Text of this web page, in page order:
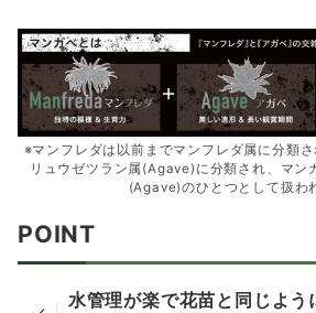
※マンフレダは以前までマンフレダ属に分類
リュウゼツラン属(Agave)に分類され、マン
(Agave)のひとつとして扱わ
POINT
水管理が楽で花苗と同じよう